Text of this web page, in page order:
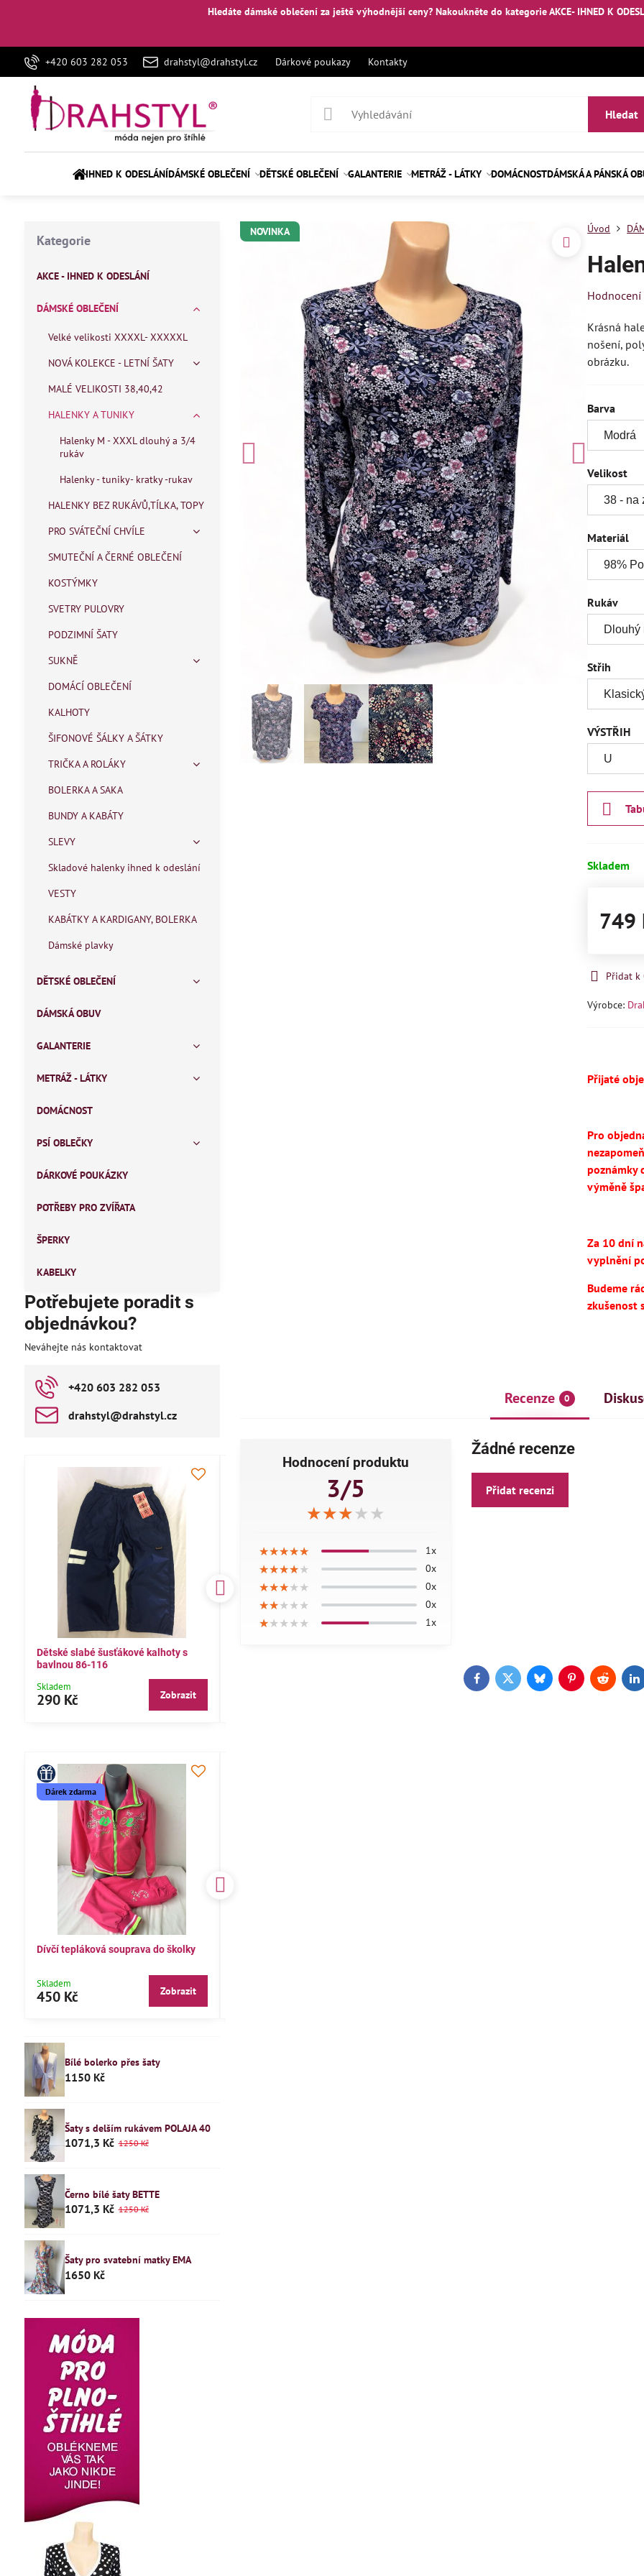
Hledáte dámské oblečení za ještě výhodnější ceny? Nakouknětedo kategorie AKCE- IHNED K
+420 603 282 053 drahstyl@drahstyl.cz Dárkové poukazy Kontakty
Hledat
IHNED K ODESLÁNÍDÁMSKÉ OBLEČENÍ DĚTSKÉ OBLEČENÍ GALANTERIE METRÁŽ - LÁTKY DOMÁCNOSTDÁMSKÁ A PÁNSKÁ
NOVINKA Úvod
Hodnocení
Krásná
nošení,
obrázku.
Barva
Velikost
Materiál
Rukáv
Střih
VÝSTŘIH
Skladem
749
Přidat k
Výrobce:
Přijaté
Pro
poznámky
výměně
Za 10 dní
vyplnění
Budeme
zkušenost
Recenze 0
Hodnocení produktu
3/5
★★★★★
★★★★★
★★★★★
★★★★★
★★★★★
★★★★★ 1x
★★★★★
★★★★★
★★★★★ 0x
★★★★★
★★★★★
★★★★★ 0x
★★★★★
★★★★★
★★★★★ 0x
★★★★★
★★★★★
★★★★★ 1x
Žádné recenze
Přidat recenzi
FacebookTwitterBlueskyPinterestReddit
Kategorie
AKCE - IHNED K ODESLÁNÍ
DÁMSKÉ OBLEČENÍ
Velké velikosti XXXXL- XXXXXL
NOVÁ KOLEKCE - LETNÍ ŠATY
MALÉ VELIKOSTI 38,40,42
HALENKY A TUNIKY
Halenky M - XXXL dlouhý a 3/4
rukáv
Halenky - tuniky- kratky -rukav
HALENKY BEZ RUKÁVŮ,TÍLKA, TOPY
PRO SVÁTEČNÍ CHVÍLE
SMUTEČNÍ A ČERNÉ OBLEČENÍ
KOSTÝMKY
SVETRY PULOVRY
PODZIMNÍ ŠATY
SUKNĚ
DOMÁCÍ OBLEČENÍ
KALHOTY
ŠIFONOVÉ ŠÁLKY A ŠÁTKY
TRIČKA A ROLÁKY
BOLERKA A SAKA
BUNDY A KABÁTY
SLEVY
Skladové halenky ihned k odeslání
VESTY
KABÁTKY A KARDIGANY, BOLERKA
Dámské plavky
DĚTSKÉ OBLEČENÍ
DÁMSKÁ OBUV
GALANTERIE
METRÁŽ - LÁTKY
DOMÁCNOST
PSÍ OBLEČKY
DÁRKOVÉ POUKÁZKY
POTŘEBY PRO ZVÍŘATA
ŠPERKY
KABELKY
Potřebujete poradit s
objednávkou?
Neváhejte nás kontaktovat
+420 603 282 053
drahstyl​@drahstyl​.cz
Dětské slabé šusťákové kalhoty s
bavlnou 86-116
Skladem
290 Kč Zobrazit Zobrazit
Dárek zdarma
Dívčí tepláková souprava do školky
Skladem
450 Kč Zobrazit
Bílé bolerko přes šaty
1150 Kč
Šaty s delším rukávem POLAJA 40
1071,3 Kč 1250 Kč
Černo bílé šaty BETTE
1071,3 Kč 1250 Kč
Šaty pro svatební matky EMA
1650 Kč